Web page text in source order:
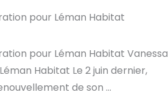
pour Léman Habitat
pour Léman Habitat Vanessa
Habitat Le 2 juin dernier,
de son ...